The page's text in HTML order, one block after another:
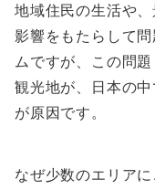
地域住民の生活や
影響をもたらして
ムですが、この問
観光地が、日本の
が原因です。
なぜ少数のエリア